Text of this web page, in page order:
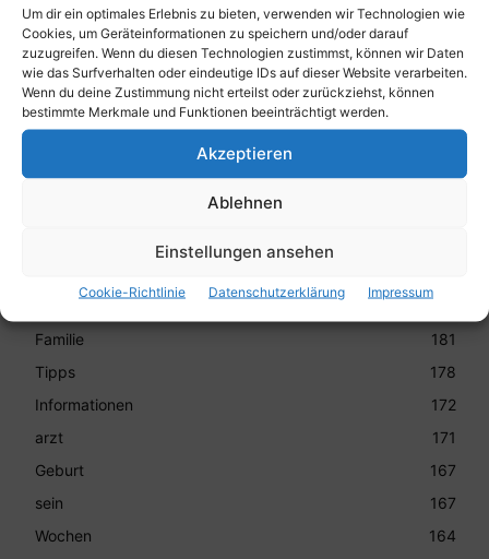
Um dir ein optimales Erlebnis zu bieten, verwenden wir Technologien wie
Cookies, um Geräteinformationen zu speichern und/oder darauf
zuzugreifen. Wenn du diesen Technologien zustimmst, können wir Daten
wie das Surfverhalten oder eindeutige IDs auf dieser Website verarbeiten.
Wenn du deine Zustimmung nicht erteilst oder zurückziehst, können
bestimmte Merkmale und Funktionen beeinträchtigt werden.
Akzeptieren
Ablehnen
Einstellungen ansehen
Cookie-Richtlinie Datenschutzerklärung Impressum
Aktuellste THEMEN
Kinder
baby
243
Familie
181
Tipps
178
Informationen
172
arzt
171
Geburt
167
sein
167
Wochen
164